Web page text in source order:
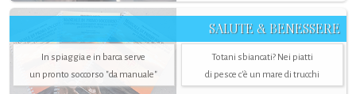
SALUTE & BENESSERE
In spiaggia e in barca serve
un pronto soccorso "da manuale"
Totani sbiancati? Nei piatti
di pesce c'è un mare di trucchi